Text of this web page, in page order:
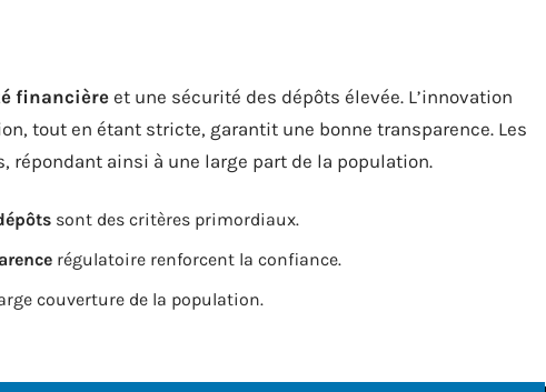
financière et une sécurité des dépôts élevée. L’innovation
tout en étant stricte, garantit une bonne transparence. Les
répondant ainsi à une large part de la population.
sont des critères primordiaux.
régulatoire renforcent la confiance.
couverture de la population.